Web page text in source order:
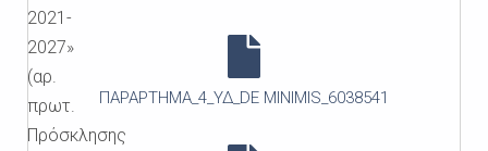
2021-
2027»
(αρ.
πρωτ.
Πρόσκλησης
ΠΑΡΑΡΤΗΜΑ_4_ΥΔ_DE MINIMIS_6038541